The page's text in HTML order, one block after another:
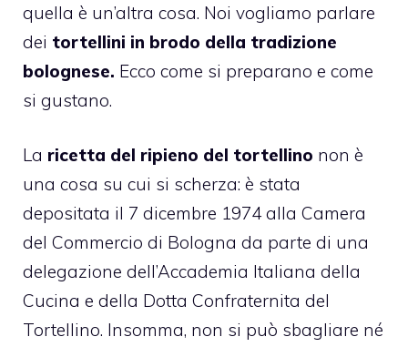
quella è un’altra cosa. Noi vogliamo parlare
dei tortellini in brodo della tradizione
bolognese. Ecco come si preparano e come
si gustano.
La ricetta del ripieno del tortellino non è
una cosa su cui si scherza: è stata
depositata il 7 dicembre 1974 alla Camera
del Commercio di Bologna da parte di una
delegazione dell’Accademia Italiana della
Cucina e della Dotta Confraternita del
Tortellino. Insomma, non si può sbagliare né